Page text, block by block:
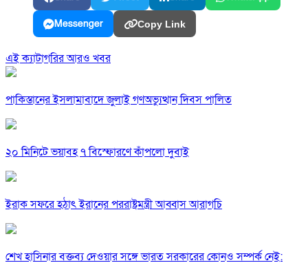
Messenger Copy Link
এই ক্যাটাগরির আরও খবর
পাকিস্তানের ইসলামাবাদে জুলাই গণঅভ্যুত্থান দিবস পালিত
২০ মিনিটে ভয়াবহ ৭ বিস্ফোরণে কাঁপলো দুবাই
ইরাক সফরে হঠাৎ ইরানের পররাষ্ট্রমন্ত্রী আব্বাস আরাগচি
শেখ হাসিনার বক্তব্য দেওয়ার সঙ্গে ভারত সরকারের কোনও সম্পর্ক নেই: